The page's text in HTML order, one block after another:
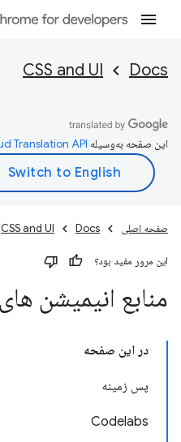
Docs
CSS and UI
این صفحه به‌وسیله
صفحه اصلی Docs
CSS and UI
این مرور مفید بود؟
منابع انیمیشن
در این صفحه
پس زمینه
Codelabs